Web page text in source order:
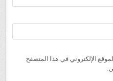
الإلكتروني في هذا المتصفح